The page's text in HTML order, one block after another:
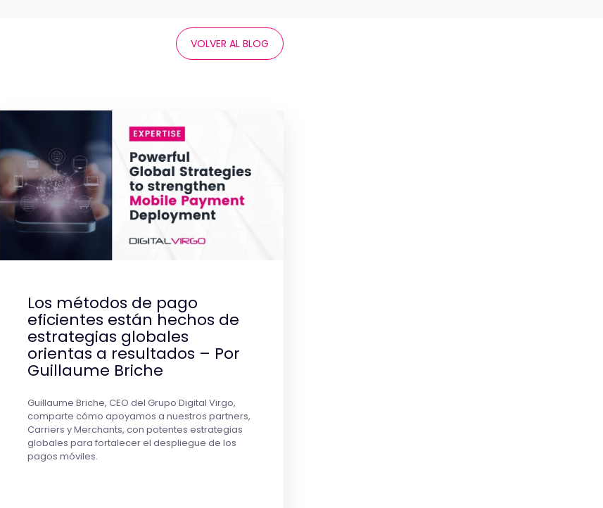
VOLVER AL BLOG
Los métodos de pago
eficientes están hechos de
estrategias globales
orientas a resultados – Por
Guillaume Briche
Guillaume Briche, CEO del Grupo Digital Virgo,
comparte cómo apoyamos a nuestros partners,
Carriers y Merchants, con potentes estrategias
globales para fortalecer el despliegue de los
pagos móviles.